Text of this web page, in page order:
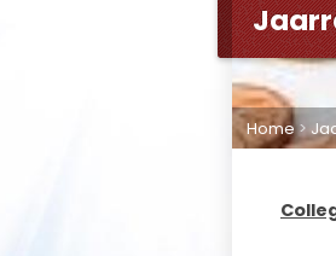
Home>